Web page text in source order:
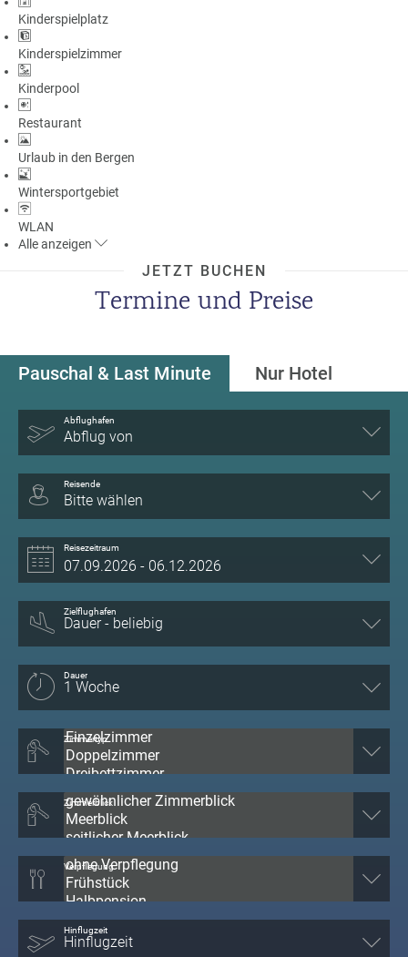
Kinderspielplatz
Kinderspielzimmer
Kinderpool
Restaurant
Urlaub in den Bergen
Wintersportgebiet
WLAN
Alleanzeigen
JETZT BUCHEN
Termine und Preise
Pauschal & Last Minute Nur Hotel
Abflughafen
Abflug von
Reisende
Bitte wählen
Reisezeitraum
Zielflughafen
Dauer
Zimmertyp
Zimmerblick
Verpflegung
Hinflugzeit